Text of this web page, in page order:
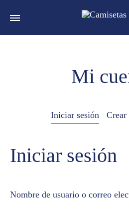
Mi
Iniciar sesión Crear
Iniciar sesión
Nombre de usuario o correo